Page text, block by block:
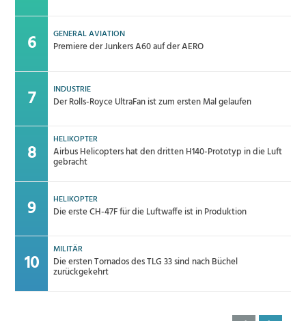
GENERAL AVIATION
Premiere der Junkers A60 auf der AERO
INDUSTRIE
Der Rolls-Royce UltraFan ist zum ersten Mal gelaufen
HELIKOPTER
Airbus Helicopters hat den dritten H140-Prototyp in die Luft
gebracht
HELIKOPTER
Die erste CH-47F für die Luftwaffe ist in Produktion
MILITÄR
Die ersten Tornados des TLG 33 sind nach Büchel
zurückgekehrt